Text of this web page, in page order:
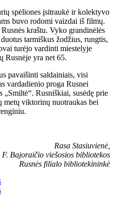
spėliones įsitraukė ir kolektyvo
buvo rodomi vaizdai iš filmų.
kraštu. Vyko grandinėlės
tarmiškus žodžius, rungtis,
turėjo vardinti miestelyje
Rusnėje yra net 65.
pavaišinti saldainiais, visi
vardadienio proga Rusnei
„Smiltė“. Rusniškiai, susėdę prie
metų viktorinų nuotraukas bei
Rasa Stasiuvienė,
F. Bajoraičio viešosios bibliotekos
Rusnės filialo bibliotekininkė